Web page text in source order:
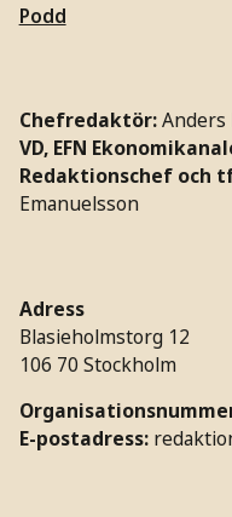
Podd
Chefredaktör:Anders
VD, EFN
Redaktionschef och
Emanuelsson
Adress
Blasieholmstorg 12
106 70 Stockholm
E-postadress: